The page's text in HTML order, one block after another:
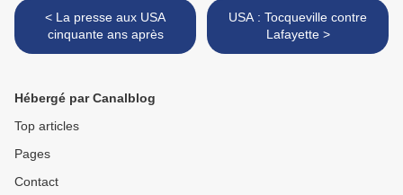
< La presse aux USA
cinquante ans après
USA : Tocqueville contre
Lafayette >
Hébergé par Canalblog
Top articles
Pages
Contact